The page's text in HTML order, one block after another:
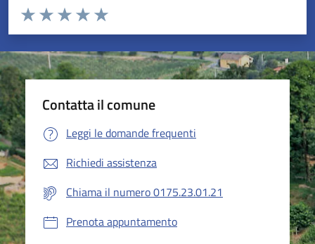
Valuta da 1 a 5 stelle la pagina
Valuta 5 stelle su 5
Valuta 4 stelle su 5
Valuta 3 stelle su 5
Valuta 2 stelle su 5
Valuta 1 stelle su 5
Contatta il comune
Leggi le domande frequenti
Richiedi assistenza
Chiama il numero 0175.23.01.21
Prenota appuntamento